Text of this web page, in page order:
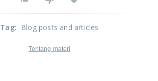
Tag: Blog posts and articles
Tentang materi